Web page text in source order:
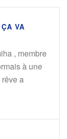
VA
, membre
à une
a